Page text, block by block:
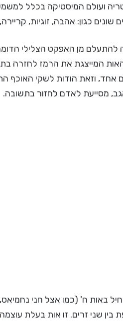
ועולם המיסטיקה בכלל
שונים כגון: אהבה, זוגיות,
מן האפקט הצלילי הדומה
המייצגת את הרמז לחזרה
אחד, וזאת הודות לשקי האוכף
מסייעת לאדם לחזור בתשובה.
באות ח' (כמו אצל חני נחמיאס,
בין שני זרים. זו אות בעלת